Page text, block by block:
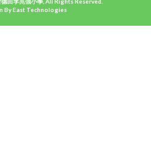
By East Technologies